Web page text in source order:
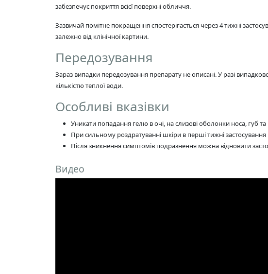
забезпечує покриття всієї поверхні обличчя.
Зазвичай помітне покращення спостерігається через 4 тижні
залежно від клінічної картини.
Передозування
Зараз випадки передозування препарату не описані. У разі
кількістю теплої води.
Особливі вказівки
Уникати попадання гелю в очі, на слизові оболонки носа, губ
При сильному роздратуванні шкіри в перші тижні
Після зникнення симптомів подразнення можна відновити
Видео